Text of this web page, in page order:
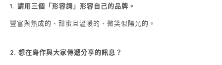
1. 請用三個「形容詞」形容自己的品牌。
豐富與熟成的、甜蜜且溫暖的、微笑似陽光的。
2. 想在島作與大家傳遞分享的訊息？